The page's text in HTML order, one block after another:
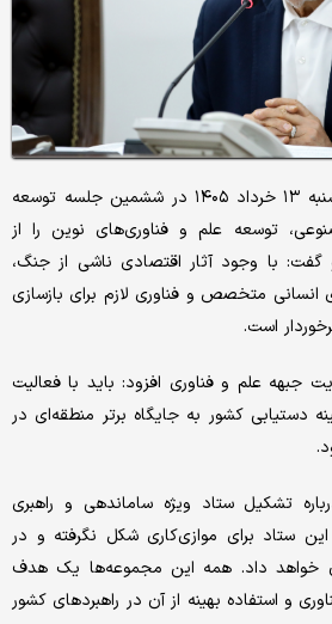
روز چهارشنبه ۱۳ خرداد ۱۴۰۵ در ششمین جلسه توسعه
توسعه علم و فناوری‌های نوین را از
با وجود آثار اقتصادی ناشی از جنگ،
انسانی متخصص و فناوری لازم برای بازسازی
است.
جبهه علم و فناوری افزود: باید با فعالیت
دستیابی کشور به جایگاه برتر منطقه‌ای در
تشکیل ستاد ویژه ساماندهی و راهبری
ستاد برای موازی‌کاری شکل نگرفته و در
خواهد داد. همه این مجموعه‌ها یک هدف
و استفاده بهینه از آن در راهبردهای کشور